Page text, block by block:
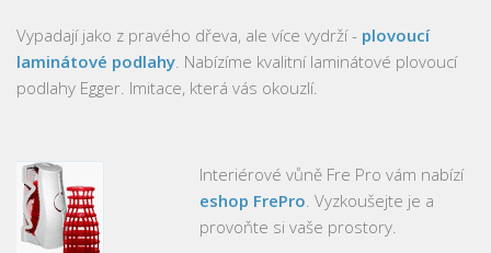
Vypadají jako z pravého dřeva, ale více vydrží - plovoucí
laminátové podlahy . Nabízíme kvalitní laminátové plovoucí
podlahy Egger. Imitace, která vás okouzlí.
Interiérové vůně Fre Pro vám nabízí
eshop FrePro . Vyzkoušejte je a
provoňte si vaše prostory.